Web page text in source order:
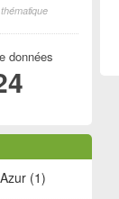
données
(1)